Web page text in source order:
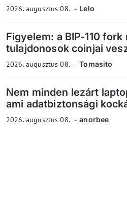
2026. augusztus 08. Lelo
Figyelem: a BIP-110
tulajdonosok coinjai
2026. augusztus 08. Tomasito
Nem minden lezárt
ami adatbiztonsági
2026. augusztus 08. anorbee